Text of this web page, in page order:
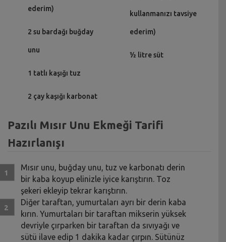
ederim)
2 su bardağı buğday
unu
1 tatlı kaşığı tuz
2 çay kaşığı karbonat
kullanmanızı tavsiye
ederim)
½ litre süt
Pazılı Mısır Unu Ekmeği Tarifi
Hazırlanışı
Mısır unu, buğday unu, tuz ve karbonatı derin
bir kaba koyup elinizle iyice karıştırın. Toz
şekeri ekleyip tekrar karıştırın.
Diğer taraftan, yumurtaları ayrı bir derin kaba
kırın. Yumurtaları bir taraftan mikserin yüksek
devriyle çırparken bir taraftan da sıvıyağı ve
sütü ilave edip 1 dakika kadar çırpın. Sütünüz